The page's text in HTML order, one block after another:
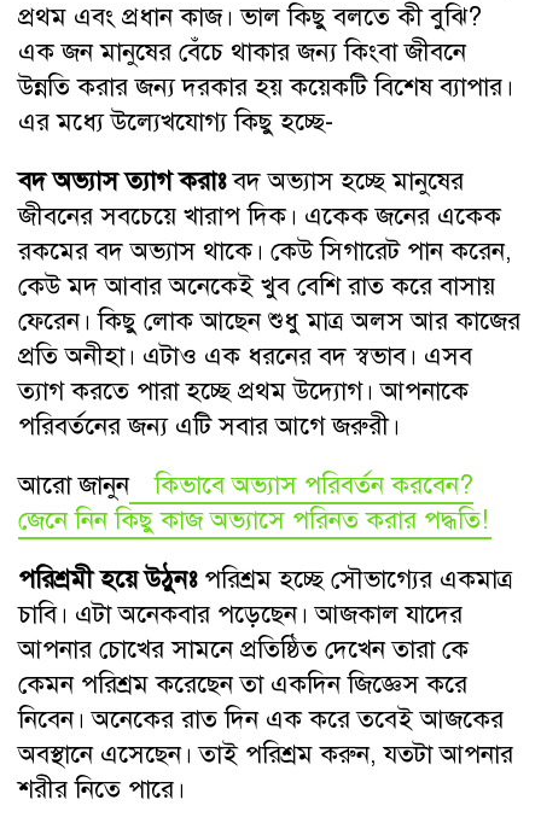
প্রথম এবং প্রধান কাজ। ভাল কিছু বলতে কী বুঝি?
এক জন মানুষের বেঁচে থাকার জন্য কিংবা জীবনে
উন্নতি করার জন্য দরকার হয় কয়েকটি বিশেষ ব্যাপার।
এর মধ্যে উল্যেখযোগ্য কিছু হচ্ছে-
বদ অভ্যাস ত্যাগ করাঃবদ অভ্যাস হচ্ছে মানুষের
জীবনের সবচেয়ে খারাপ দিক। একেক জনের একেক
রকমের বদ অভ্যাস থাকে। কেউ সিগারেট পান করেন,
কেউ মদ আবার অনেকেই খুব বেশি রাত করে বাসায়
ফেরেন। কিছু লোক আছেন শুধু মাত্র অলস আর কাজের
প্রতি অনীহা। এটাও এক ধরনের বদ স্বভাব। এসব
ত্যাগ করতে পারা হচ্ছে প্রথম উদ্যোগ। আপনাকে
পরিবর্তনের জন্য এটি সবার আগে জরুরী।
আরো জানুন
কিভাবে অভ্যাস পরিবর্তন করবেন?
জেনে নিন কিছু কাজ অভ্যাসে পরিনত করার পদ্ধতি!
পরিশ্রমী হয়ে উঠুনঃপরিশ্রম হচ্ছে সৌভাগ্যের একমাত্র
চাবি। এটা অনেকবার পড়েছেন। আজকাল যাদের
আপনার চোখের সামনে প্রতিষ্ঠিত দেখেন তারা কে
কেমন পরিশ্রম করেছেন তা একদিন জিজ্ঞেস করে
নিবেন। অনেকের রাত দিন এক করে তবেই আজকের
অবস্থানে এসেছেন। তাই পরিশ্রম করুন, যতটা আপনার
শরীর নিতে পারে।